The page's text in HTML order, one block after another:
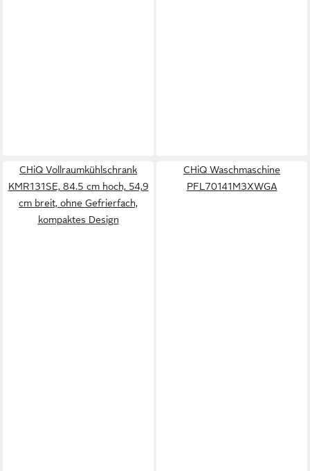
CHiQ Vollraumkühlschrank
KMR131SE, 84.5 cm hoch, 54,9
cm breit, ohne Gefrierfach,
kompaktes Design
CHiQ Waschmaschine
PFL70141M3XWGA